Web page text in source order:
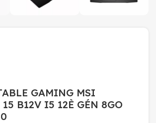
GAMING MSI
B12V I5 12È GÉN 8GO